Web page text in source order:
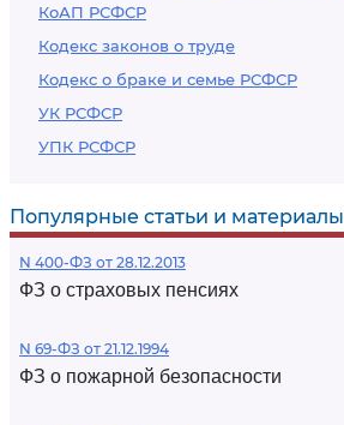
КоАП РСФСР
Кодекс законов о труде
Кодекс о браке и семье РСФСР
УК РСФСР
УПК РСФСР
Популярные статьи и материалы
N 400-ФЗ от 28.12.2013
ФЗ о страховых пенсиях
N 69-ФЗ от 21.12.1994
ФЗ о пожарной безопасности